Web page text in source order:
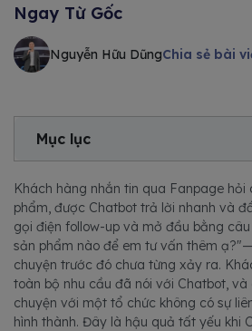
Ngay Từ Gốc
Nguyễn Hữu DũngChia sẻ bài
Mục lục
Khách hàng nhắn tin qua Fanpage hỏi
phẩm, được Chatbot trả lời nhanh và
gọi điện follow-up và mở đầu bằng
sản phẩm nào để em tư vấn thêm
chuyện trước đó chưa từng xảy ra.
toàn bộ nhu cầu đã nói với Chatbot,
chuyện với một tổ chức không có sự
hình thành. Đây là hậu quả tất yếu khi